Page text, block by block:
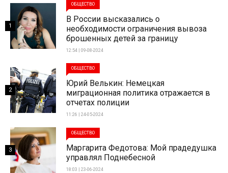
ОБЩЕСТВО
В России высказались о
необходимости ограничения вывоза
брошенных детей за границу
12:54 | 09-08-2024
1
ОБЩЕСТВО
Юрий Велькин: Немецкая
миграционная политика отражается в
отчетах полиции
11:26 | 24-05-2024
2
ОБЩЕСТВО
Маргарита Федотова: Мой прадедушка
управлял Поднебесной
18:03 | 23-06-2024
3